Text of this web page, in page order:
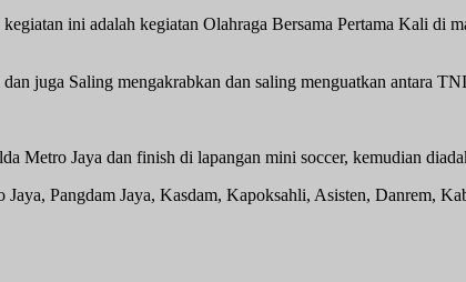
ini adalah kegiatan Olahraga Bersama Pertama Kali di
juga Saling mengakrabkan dan saling menguatkan antara
Metro Jaya dan finish di lapangan mini soccer, kemudian
Pangdam Jaya, Kasdam, Kapoksahli, Asisten, Danrem,